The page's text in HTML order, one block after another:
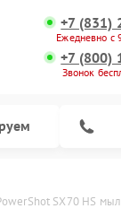
+7 (831)
Ежедневно с
+7 (800)
Звонок
SX70 HS